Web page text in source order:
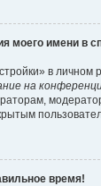
моего имени в
в
на
время!